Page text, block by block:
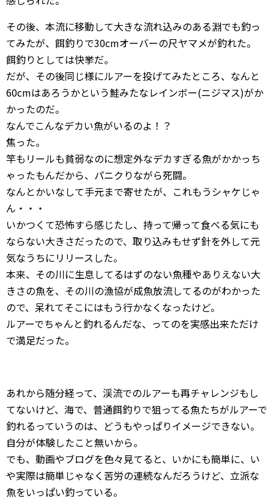
その後、本流に移動して大きな流れ込みのある淵でも釣っ
てみたが、餌釣りで30cmオーバーの尺ヤマメが釣れた。
餌釣りとしては快挙だ。
だが、その後同じ様にルアーを投げてみたところ、なんと
60cmはあろうかという鮭みたなレインボー(ニジマス)がか
かったのだ。
なんでこんなデカい魚がいるのよ！？
焦った。
竿もリールも貧弱なのに想定外なデカすぎる魚がかかっち
ゃったもんだから、パニクりながら死闘。
なんとかいなして手元まで寄せたが、これもうシャケじゃ
ん・・・
いかつくて恐怖すら感じたし、持って帰って食べる気にも
ならない大きさだったので、取り込みもせず針を外して元
気なうちにリリースした。
本来、その川に生息してるはずのない魚種やありえない大
きさの魚を、その川の漁協が成魚放流してるのがわかった
ので、呆れてそこにはもう行かなくなったけど。
ルアーでちゃんと釣れるんだな、ってのを実感出来ただけ
で満足だった。
あれから随分経って、渓流でのルアーも再チャレンジもし
てないけど、海で、普通餌釣りで狙ってる魚たちがルアーで
釣れるっていうのは、どうもやっぱりイメージできない。
自分が体験したこと無いから。
でも、動画やブログを色々見てると、いかにも簡単に、い
や実際は簡単じゃなく苦労の連続なんだろうけど、立派な
魚をいっぱい釣っている。